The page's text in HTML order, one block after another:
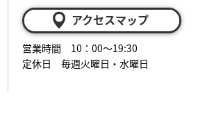
アクセスマップ
営業時間 10：00～19:30
定休日 毎週火曜日・水曜日